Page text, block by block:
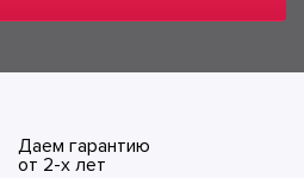
Даем гарантию
от 2-х лет